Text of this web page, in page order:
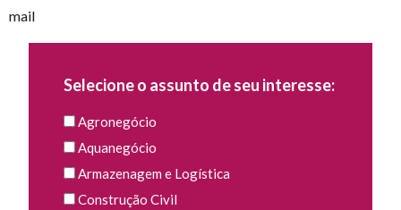
mail
Selecione o assunto de seu interesse:
Agronegócio
Aquanegócio
Armazenagem e Logística
Construção Civil